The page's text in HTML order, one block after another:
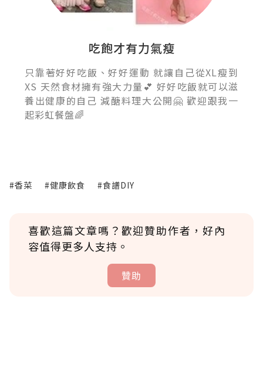
吃飽才有力氣瘦
只靠著好好吃飯、好好運動 就讓自己從XL瘦到
XS 天然食材擁有強大力量💕 好好吃飯就可以滋
養出健康的自己 減醣料理大公開🤗 歡迎跟我一
起彩虹餐盤🌈
#香菜 #健康飲食 #食譜DIY
喜歡這篇文章嗎？歡迎贊助作者，好內
容值得更多人支持。
贊助